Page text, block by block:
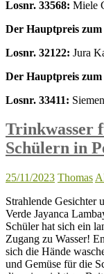
Losnr. 33568: Miele
Der Hauptpreis
Losnr. 32122: Jura
Der Hauptpreis
Losnr. 33411:
Trinkwasser
Schülern in
25/11/2023 Thomas
Strahlende Gesichter
Verde Jayanca
Schüler hat sich ein
Zugang zu Wasser!
sich die Hände
und Gemüse für die